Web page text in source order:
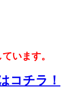
います。
コチラ！